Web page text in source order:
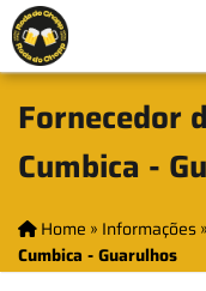
Fornecedor
Cumbica -
Home » Informações»
Cumbica - Guarulhos